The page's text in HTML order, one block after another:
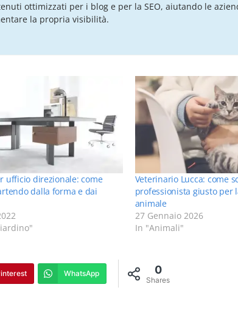
ottimizzati per i blog e per la SEO, aiutando le
la propria visibilità.
ufficio direzionale: come
dalla forma e dai
Veterinario Lucca: come
professionista giusto per
animale
27 Gennaio 2026
In "Animali"
0
Shares
WhatsApp